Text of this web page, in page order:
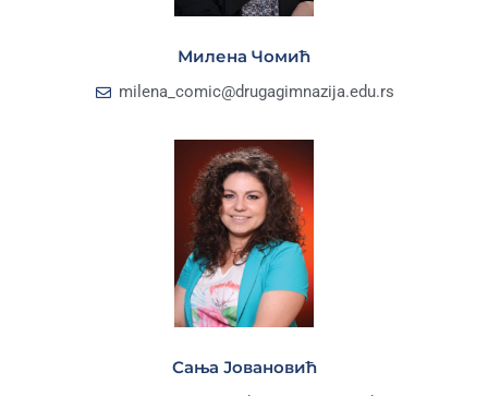
Милена Чомић
milena_comic@drugagimnazija.edu.rs
Сања Јовановић